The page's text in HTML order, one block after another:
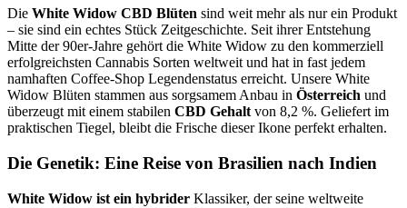
Die White Widow CBD Blüten sind weit mehr als nur ein Produkt
– sie sind ein echtes Stück Zeitgeschichte. Seit ihrer Entstehung
Mitte der 90er-Jahre gehört die White Widow zu den kommerziell
erfolgreichsten Cannabis Sorten weltweit und hat in fast jedem
namhaften Coffee-Shop Legendenstatus erreicht. Unsere White
Widow Blüten stammen aus sorgsamem Anbau in Österreich und
überzeugt mit einem stabilen CBD Gehalt von 8,2 %. Geliefert im
praktischen Tiegel, bleibt die Frische dieser Ikone perfekt erhalten.
Die Genetik: Eine Reise von Brasilien nach Indien
White Widow ist ein hybrider Klassiker, der seine weltweite